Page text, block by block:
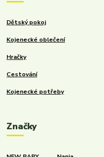
Dětský pokoj
Kojenecké oblečení
Hračky
Cestování
Kojenecké potřeby
Značky